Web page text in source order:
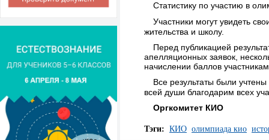
Статистику по участию в
Участники могут увидеть
жительства и школу.
Перед публикацией
апелляционных заявок,
начислении баллов
Все результаты были
всей души благодарим всех
Оргкомитет КИО
Тэги: КИО олимпиада кио